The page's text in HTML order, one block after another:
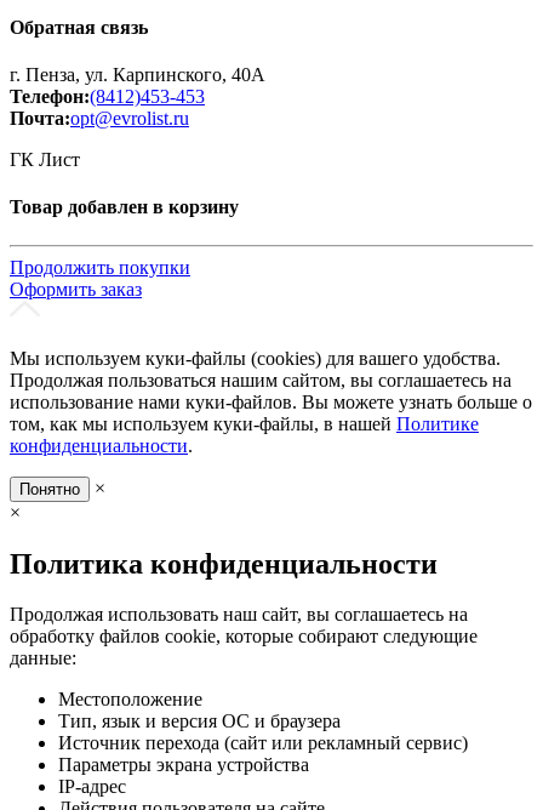
Обратная связь
г. Пенза, ул. Карпинского, 40А
Телефон:(8412)453-453
Почта:opt@evrolist.ru
ГК Лист
Товар добавлен в корзину
Продолжить покупки
Оформить заказ
Мы используем куки-файлы (cookies) для вашего удобства.
Продолжая пользоваться нашим сайтом, вы соглашаетесь на
использование нами куки-файлов. Вы можете узнать больше о
том, как мы используем куки-файлы, в нашей Политике
конфиденциальности.
Понятно
×
×
Политика конфиденциальности
Продолжая использовать наш сайт, вы соглашаетесь на
обработку файлов cookie, которые собирают следующие
данные:
Местоположение
Тип, язык и версия ОС и браузера
Источник перехода (сайт или рекламный сервис)
Параметры экрана устройства
IP-адрес